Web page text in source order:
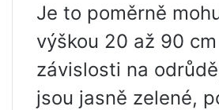
Je to poměrně
výškou 20 až 90
závislosti na
jsou jasně zelené,